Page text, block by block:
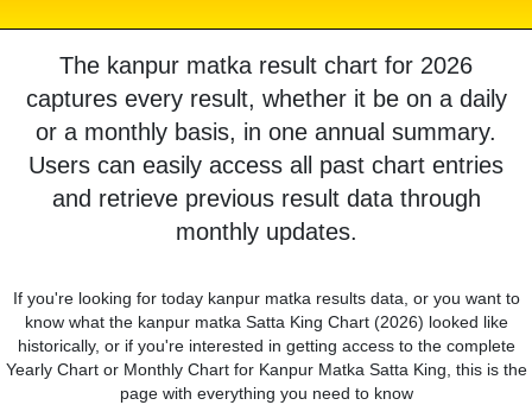
The kanpur matka result chart for 2026
captures every result, whether it be on a daily
or a monthly basis, in one annual summary.
Users can easily access all past chart entries
and retrieve previous result data through
monthly updates.
If you're looking for today kanpur matka results data, or you want to
know what the kanpur matka Satta King Chart (2026) looked like
historically, or if you're interested in getting access to the complete
Yearly Chart or Monthly Chart for Kanpur Matka Satta King, this is the
page with everything you need to know